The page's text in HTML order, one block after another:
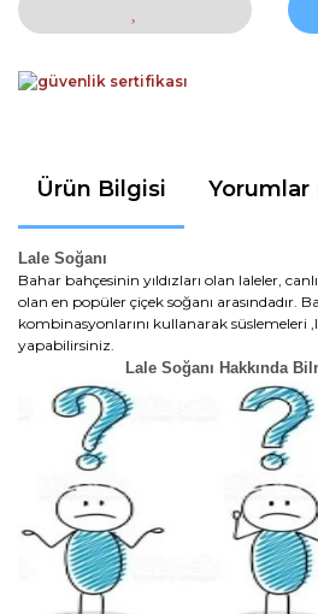
Ürün Bilgisi Yorumlar
Lale Soğanı
Bahar bahçesinin yıldızları olan laleler,
olan en popüler çiçek soğanı arasındadır.
kombinasyonlarını kullanarak süslemeleri
yapabilirsiniz.
Lale Soğanı Hakkında